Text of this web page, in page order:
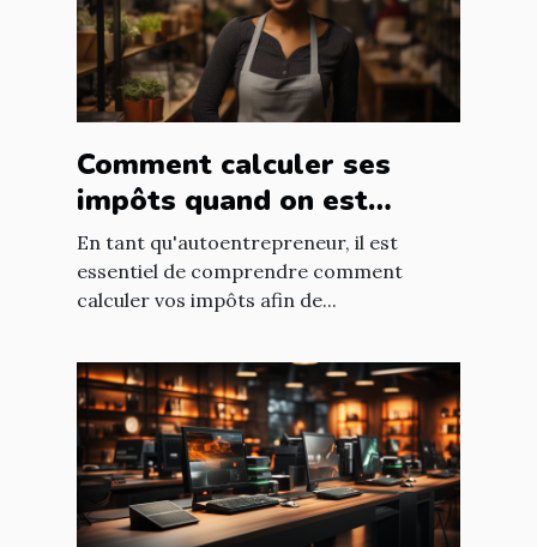
Comment calculer ses
impôts quand on est
autoentrepreneur ?
En tant qu'autoentrepreneur, il est
essentiel de comprendre comment
calculer vos impôts afin de...